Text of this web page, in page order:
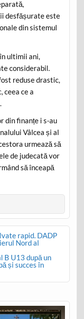
desfășurate este
din sistemul
ultimii ani,
considerabil.
reduse drastic,
ceea ce a
din finanțe i s-au
Vâlcea și al
urmează să
de judecată vor
să înceapă
rapid. DADP
Nord al
B U13 după un
și succes în